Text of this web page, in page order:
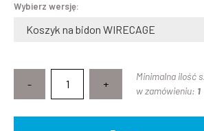
Wybierz wersję:
Koszyk na bidon WIRECAGE
- +
Minimalna ilość
w zamówieniu: 1